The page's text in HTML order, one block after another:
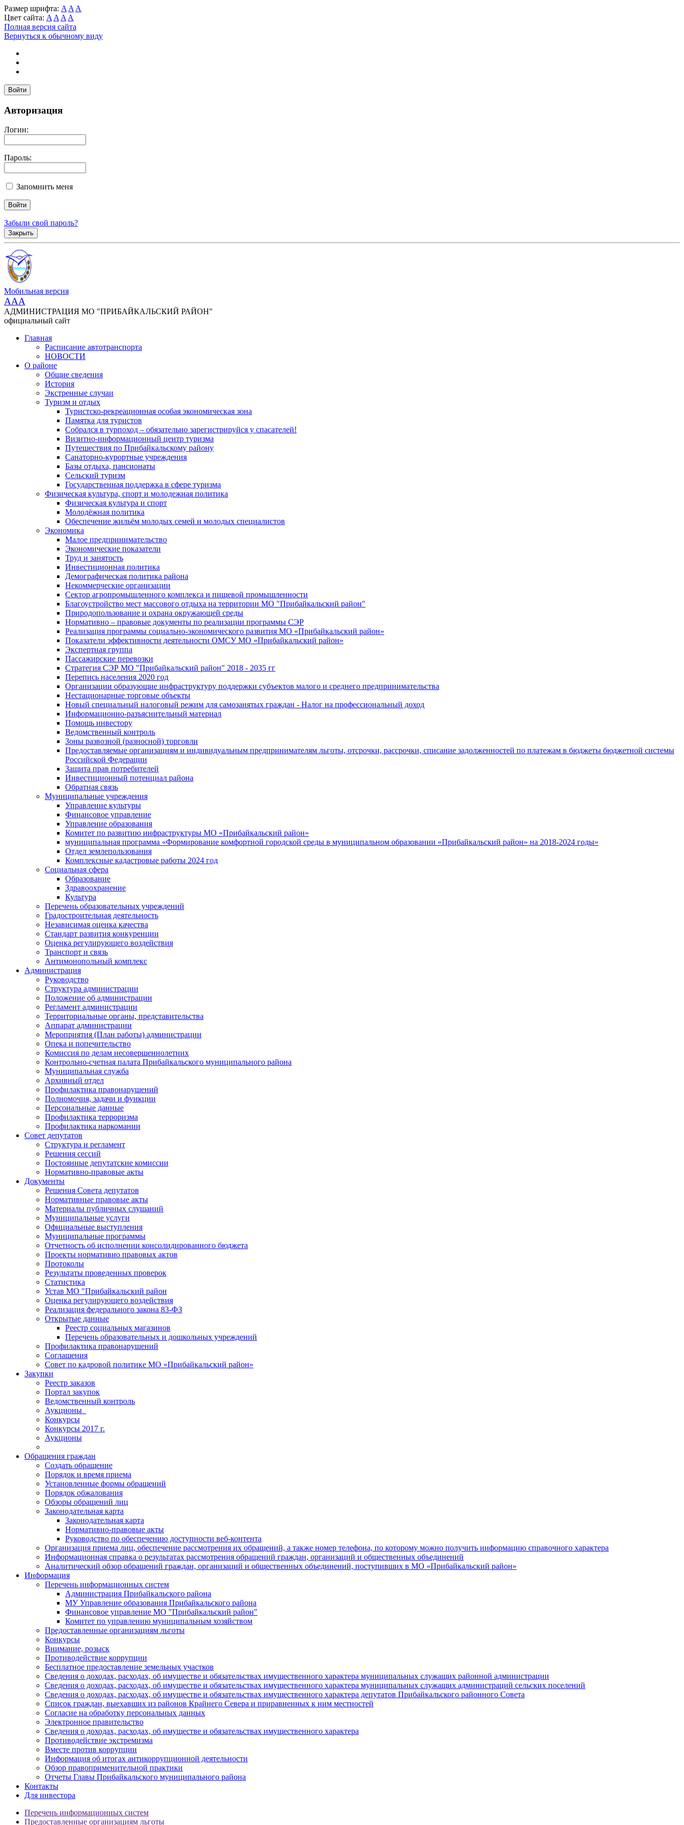
Размер шрифта: A A A
Цвет сайта: A A A A
Полная версия сайта
Вернуться к обычному виду
Войти
Авторизация
Логин:
Пароль:
Запомнить меня
Забыли свой пароль?
Закрыть
Мобильная версия
AAA
АДМИНИСТРАЦИЯ МО "ПРИБАЙКАЛЬСКИЙ РАЙОН"
официальный сайт
Главная
Расписание автотранспорта
НОВОСТИ
О районе
Общие сведения
История
Экстренные случаи
Туризм и отдых
Туристско-рекреационная особая экономическая зона
Памятка для туристов
Собрался в турпоход – обязательно зарегистрируйся у спасателей!
Визитно-информационный центр туризма
Путешествия по Прибайкальскому району
Санаторно-курортные учреждения
Базы отдыха, пансионаты
Сельский туризм
Государственная поддержка в сфере туризма
Физическая культура, спорт и молодежная политика
Физическая культура и спорт
Молодёжная политика
Обеспечение жильём молодых семей и молодых специалистов
Экономика
Малое предпринимательство
Экономические показатели
Труд и занятость
Инвестиционная политика
Демографическая политика района
Некоммерческие организации
Сектор агропромышленного комплекса и пищевой промышленности
Благоустройство мест массового отдыха на территории МО "Прибайкальский район"
Природопользование и охрана окружающей среды
Нормативно – правовые документы по реализации программы СЭР
Реализация программы социально-экономического развития МО «Прибайкальский район»
Показатели эффективности деятельности ОМСУ МО «Прибайкальский район»
Экспертная группа
Пассажирские перевозки
Стратегия СЭР МО "Прибайкальский район" 2018 - 2035 гг
Перепись населения 2020 год
Организации образующие инфраструктуру поддержки субъектов малого и среднего предпринимательства
Нестационарные торговые объекты
Новый специальный налоговый режим для самозанятых граждан - Налог на профессиональный доход
Информационно-разъяснительный материал
Помощь инвестору
Ведомственный контроль
Зоны развозной (разносной) торговли
Предоставляемые организациям и индивидуальным предпринимателям льготы, отсрочки, рассрочки, списание задолженностей по платежам в бюджеты бюджетной системы
Российской Федерации
Защита прав потребителей
Инвестиционный потенциал района
Обратная связь
Муниципальные учреждения
Управление культуры
Финансовое управление
Управление образования
Комитет по развитию инфраструктуры МО «Прибайкальский район»
муниципальная программа «Формирование комфортной городской среды в муниципальном образовании «Прибайкальский район» на 2018-2024 годы»
Отдел землепользования
Комплексные кадастровые работы 2024 год
Социальная сфера
Образование
Здравоохранение
Культура
Перечень образовательных учреждений
Градостроительная деятельность
Независимая оценка качества
Стандарт развития конкуренции
Оценка регулирующего воздействия
Транспорт и связь
Антимонопольный комплекс
Администрация
Руководство
Структура администрации
Положение об администрации
Регламент администрации
Территориальные органы, представительства
Аппарат администрации
Мероприятия (План работы) администрации
Опека и попечительство
Комиссия по делам несовершеннолетних
Контрольно-счетная палата Прибайкальского муниципального района
Муниципальная служба
Архивный отдел
Профилактика правонарушений
Полномочия, задачи и функции
Персональные данные
Профилактика терроризма
Профилактика наркомании
Совет депутатов
Структура и регламент
Решения сессий
Постоянные депутатские комиссии
Нормативно-правовые акты
Документы
Решения Совета депутатов
Нормативные правовые акты
Материалы публичных слушаний
Муниципальные услуги
Официальные выступления
Муниципальные программы
Отчетность об исполнении консолидированного бюджета
Проекты нормативно правовых актов
Протоколы
Результаты проведенных проверок
Статистика
Устав МО "Прибайкальский район
Оценка регулирующего воздействия
Реализация федерального закона 83-ФЗ
Открытые данные
Реестр социальных магазинов
Перечень образовательных и дошкольных учреждений
Профилактика правонарушений
Соглашения
Совет по кадровой политике МО «Прибайкальский район»
Закупки
Реестр заказов
Портал закупок
Ведомственный контроль
Аукционы_
Конкурсы
Конкурсы 2017 г.
Аукционы
Обращения граждан
Создать обращение
Порядок и время приема
Установленные формы обращений
Порядок обжалования
Обзоры обращений лиц
Законодательная карта
Законодательная карта
Нормативно-правовые акты
Руководство по обеспечению доступности веб-контента
Организация приема лиц, обеспечение рассмотрения их обращений, а также номер телефона, по которому можно получить информацию справочного характера
Информационная справка о результатах рассмотрения обращений граждан, организаций и общественных объединений
Аналитический обзор обращений граждан, организаций и общественных объединений, поступивших в МО «Прибайкальский район»
Информация
Перечень информационных систем
Администрация Прибайкальского района
МУ Управление образования Прибайкальского района
Финансовое управление МО "Прибайкальский район"
Комитет по управлению муниципальным хозяйством
Предоставленные организациям льготы
Конкурсы
Внимание, розыск
Противодействие коррупции
Бесплатное предоставление земельных участков
Сведения о доходах, расходах, об имуществе и обязательствах имущественного характера муниципальных служащих районной администрации
Сведения о доходах, расходах, об имуществе и обязательствах имущественного характера муниципальных служащих администраций сельских поселений
Сведения о доходах, расходах, об имуществе и обязательствах имущественного характера депутатов Прибайкальского районного Совета
Список граждан, выехавших из районов Крайнего Севера и приравненных к ним местностей
Согласие на обработку персональных данных
Электронное правительство
Сведения о доходах, расходах, об имуществе и обязательствах имущественного характера
Противодействие экстремизма
Вместе против коррупции
Информация об итогах антикоррупционной деятельности
Обзор правоприменительной практики
Отчеты Главы Прибайкальского муниципального района
Контакты
Для инвестора
Перечень информационных систем
Предоставленные организациям льготы